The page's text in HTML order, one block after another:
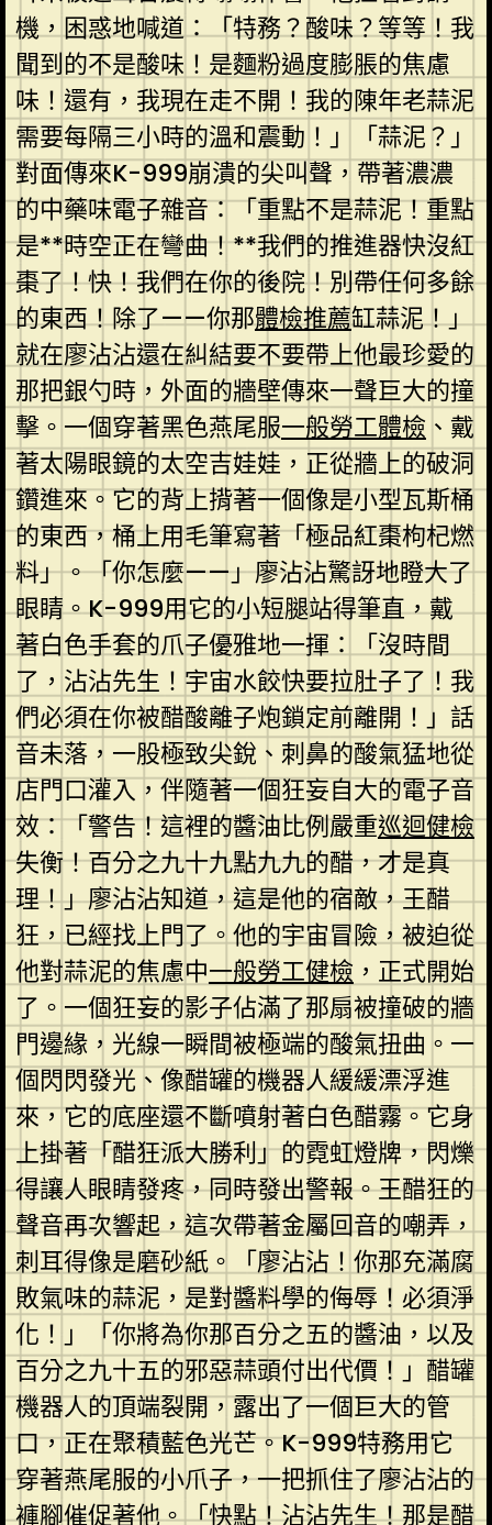
機，困惑地喊道：「特務？酸味？等等！我
聞到的不是酸味！是麵粉過度膨脹的焦慮
味！還有，我現在走不開！我的陳年老蒜泥
需要每隔三小時的溫和震動！」「蒜泥？」
對面傳來K-999崩潰的尖叫聲，帶著濃濃
的中藥味電子雜音：「重點不是蒜泥！重點
是**時空正在彎曲！**我們的推進器快沒紅
棗了！快！我們在你的後院！別帶任何多餘
的東西！除了——你那體檢推薦缸蒜泥！」
就在廖沾沾還在糾結要不要帶上他最珍愛的
那把銀勺時，外面的牆壁傳來一聲巨大的撞
擊。一個穿著黑色燕尾服一般勞工體檢 、戴
著太陽眼鏡的太空吉娃娃，正從牆上的破洞
鑽進來。它的背上揹著一個像是小型瓦斯桶
的東西，桶上用毛筆寫著「極品紅棗枸杞燃
料」。「你怎麼——」廖沾沾驚訝地瞪大了
眼睛。K-999用它的小短腿站得筆直，戴
著白色手套的爪子優雅地一揮：「沒時間
了，沾沾先生！宇宙水餃快要拉肚子了！我
們必須在你被醋酸離子炮鎖定前離開！」話
音未落，一股極致尖銳、刺鼻的酸氣猛地從
店門口灌入，伴隨著一個狂妄自大的電子音
效：「警告！這裡的醬油比例嚴重巡迴健檢
失衡！百分之九十九點九九的醋，才是真
理！」廖沾沾知道，這是他的宿敵，王醋
狂，已經找上門了。他的宇宙冒險，被迫從
他對蒜泥的焦慮中一般勞工健檢 ，正式開始
了。一個狂妄的影子佔滿了那扇被撞破的牆
門邊緣，光線一瞬間被極端的酸氣扭曲。一
個閃閃發光、像醋罐的機器人緩緩漂浮進
來，它的底座還不斷噴射著白色醋霧。它身
上掛著「醋狂派大勝利」的霓虹燈牌，閃爍
得讓人眼睛發疼，同時發出警報。王醋狂的
聲音再次響起，這次帶著金屬回音的嘲弄，
刺耳得像是磨砂紙。「廖沾沾！你那充滿腐
敗氣味的蒜泥，是對醬料學的侮辱！必須淨
化！」「你將為你那百分之五的醬油，以及
百分之九十五的邪惡蒜頭付出代價！」醋罐
機器人的頂端裂開，露出了一個巨大的管
口，正在聚積藍色光芒。K-999特務用它
穿著燕尾服的小爪子，一把抓住了廖沾沾的
褲腳催促著他。「快點！沾沾先生！那是醋